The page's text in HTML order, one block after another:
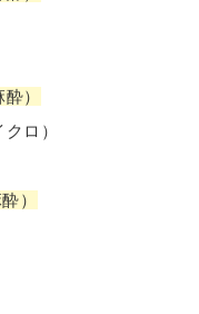
）
ロ）
）